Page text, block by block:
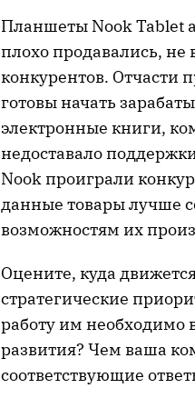
Планшеты Nook Tablet
плохо продавались,
конкурентов. Отчасти
готовы начать
электронные книги,
недоставало
Nook проиграли
данные товары лучше
возможностям их
Оцените, куда
стратегические
работу им необходимо
развития? Чем ваша
соответствующие